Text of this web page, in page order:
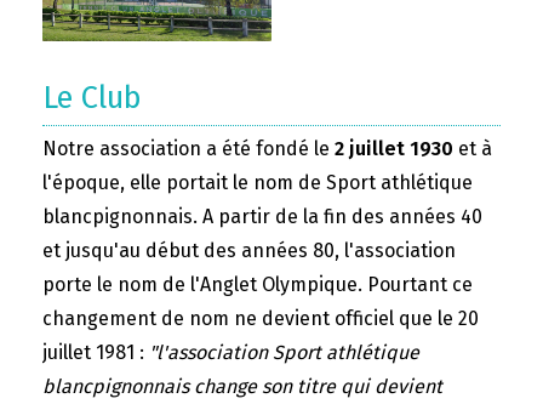
Le Club
Notre association a été fondé le 2 juillet 1930 et à
l'époque, elle portait le nom de Sport athlétique
blancpignonnais. A partir de la fin des années 40
et jusqu'au début des années 80, l'association
porte le nom de l'Anglet Olympique. Pourtant ce
changement de nom ne devient officiel que le 20
juillet 1981 : "l'association Sport athlétique
blancpignonnais change son titre qui devient